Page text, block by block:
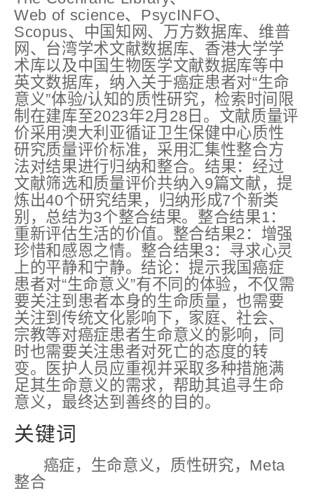
Web of science、PsycINFO、
Scopus、中国知网、万方数据库、维普
网、台湾学术文献数据库、香港大学学
术库以及中国生物医学文献数据库等中
英文数据库，纳入关于癌症患者对“生命
意义”体验/认知的质性研究，检索时间限
制在建库至2023年2月28日。文献质量评
价采用澳大利亚循证卫生保健中心质性
研究质量评价标准，采用汇集性整合方
法对结果进行归纳和整合。结果：经过
文献筛选和质量评价共纳入9篇文献，提
炼出40个研究结果，归纳形成7个新类
别，总结为3个整合结果。整合结果1：
重新评估生活的价值。整合结果2：增强
珍惜和感恩之情。整合结果3：寻求心灵
上的平静和宁静。结论：提示我国癌症
患者对“生命意义”有不同的体验，不仅需
要关注到患者本身的生命质量，也需要
关注到传统文化影响下，家庭、社会、
宗教等对癌症患者生命意义的影响，同
时也需要关注患者对死亡的态度的转
变。医护人员应重视并采取多种措施满
足其生命意义的需求，帮助其追寻生命
意义，最终达到善终的目的。
关键词
癌症，生命意义，质性研究，Meta
整合